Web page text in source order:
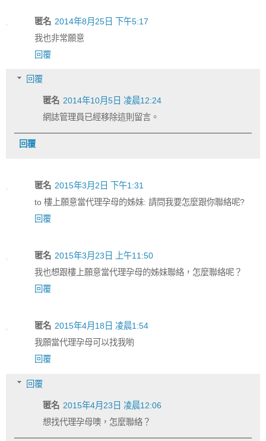
匿名 2014年8月25日 下午5:17
我也非常願意
回覆
回覆
匿名 2014年10月5日 凌晨12:24
網誌管理員已經移除這則留言。
回覆
匿名 2015年3月2日 下午1:31
to 樓上願意當代理孕母的姊妹: 請問我要怎麼跟你聯絡呢?
回覆
匿名 2015年3月23日 上午11:50
我也想跟樓上願意當代理孕母的姊妹聯絡，怎麼聯絡呢？
回覆
匿名 2015年4月18日 凌晨1:54
我願當代理孕母可以找我喲
回覆
回覆
匿名 2015年4月23日 凌晨12:06
想找代理孕母噢，怎麼聯絡？